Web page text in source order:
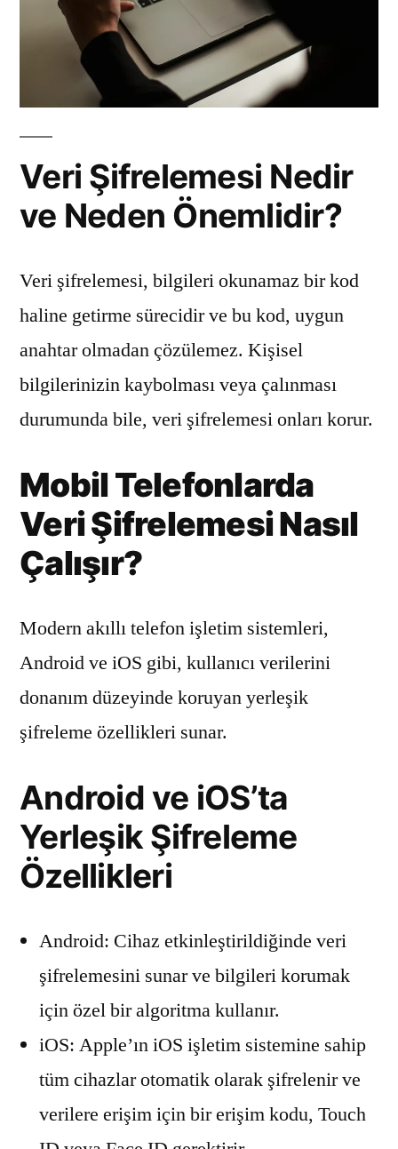
Veri Şifrelemesi Nedir
ve Neden Önemlidir?
Veri şifrelemesi, bilgileri okunamaz bir kod
haline getirme sürecidir ve bu kod, uygun
anahtar olmadan çözülemez. Kişisel
bilgilerinizin kaybolması veya çalınması
durumunda bile, veri şifrelemesi onları korur.
Mobil Telefonlarda
Veri Şifrelemesi Nasıl
Çalışır?
Modern akıllı telefon işletim sistemleri,
Android ve iOS gibi, kullanıcı verilerini
donanım düzeyinde koruyan yerleşik
şifreleme özellikleri sunar.
Android ve iOS’ta
Yerleşik Şifreleme
Özellikleri
Android: Cihaz etkinleştirildiğinde veri
şifrelemesini sunar ve bilgileri korumak
için özel bir algoritma kullanır.
iOS: Apple’ın iOS işletim sistemine sahip
tüm cihazlar otomatik olarak şifrelenir ve
verilere erişim için bir erişim kodu, Touch